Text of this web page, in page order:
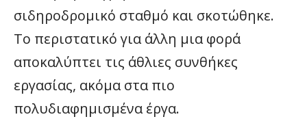
σιδηροδρομικό σταθμό και σκοτώθηκε.
Το περιστατικό για άλλη μια φορά
αποκαλύπτει τις άθλιες συνθήκες
εργασίας, ακόμα στα πιο
πολυδιαφημισμένα έργα.